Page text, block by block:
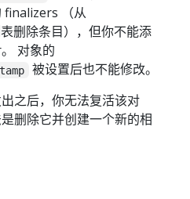
finalizers （从
删除条目），但你不能添
对象的
被设置后也不能修改。
之后，你无法复活该对
删除它并创建一个新的相